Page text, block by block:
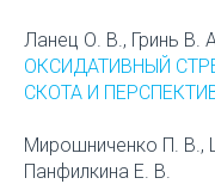
Ланец О. В., Гринь В.
ОКСИДАТИВНЫЙ
СКОТА И
Мирошниченко П. В.,
Панфилкина Е. В.